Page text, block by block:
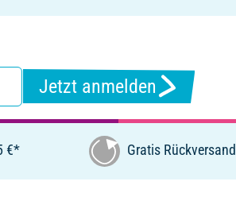
Jetzt anmelden
€* Gratis Rückversand